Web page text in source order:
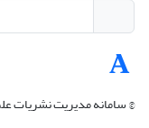
© سامانه مدیریت نشریات